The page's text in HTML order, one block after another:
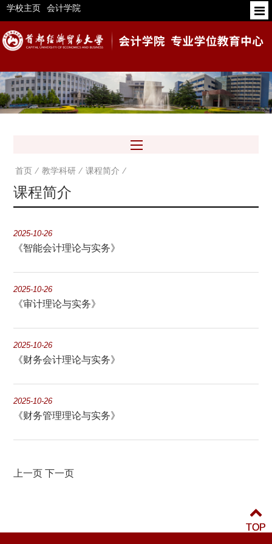
学校主页 会计学院
首页 ⁄ 教学科研 ⁄ 课程简介 ⁄
课程简介
2025-10-26
《智能会计理论与实务》
2025-10-26
《审计理论与实务》
2025-10-26
《财务会计理论与实务》
2025-10-26
《财务管理理论与实务》
上一页 下一页
TOP
TOP